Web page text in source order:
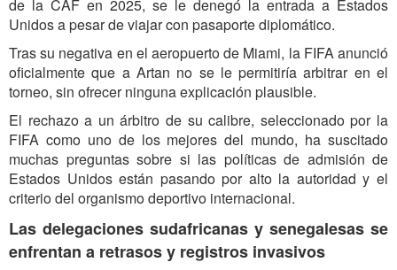
de la CAF en 2025, se le denegó la entrada a Estados
Unidos a pesar de viajar con pasaporte diplomático.
Tras su negativa en el aeropuerto de Miami, la FIFA anunció
oficialmente que a Artan no se le permitiría arbitrar en el
torneo, sin ofrecer ninguna explicación plausible.
El rechazo a un árbitro de su calibre, seleccionado por la
FIFA como uno de los mejores del mundo, ha suscitado
muchas preguntas sobre si las políticas de admisión de
Estados Unidos están pasando por alto la autoridad y el
criterio del organismo deportivo internacional.
Las delegaciones sudafricanas y senegalesas se
enfrentan a retrasos y registros invasivos